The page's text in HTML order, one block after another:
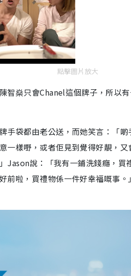
點擊圖片放大
智燊只會Chanel這個牌子，所以
手袋都由老公送，而她笑言：「
一樣嘢，或者佢見到覺得好靚，
Jason說：「我有一鋪洗錢癮，
前啦，買禮物係一件好幸福嘅事